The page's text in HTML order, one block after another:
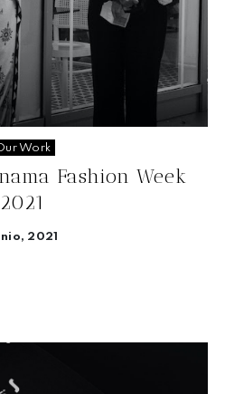
Work
Fashion Week
2021
2021